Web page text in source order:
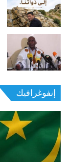
إنفوغرافيك